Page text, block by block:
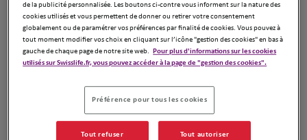
4
13.27
km
BANTEGNY Martin
26 Rue du Manège
33000 Bordeaux
Fermé aujourd'hui
Numéro
Voir plus
de la publicité personnalisée. Les boutons ci-contre vous informent sur la nature des
cookies utilisés et vous permettent de donner ou retirer votre consentement
globalement ou de paramétrer vos préférences par finalité de cookies. Vous pouvez à
tout moment modifier vos choix en cliquant sur l’icône "gestion des cookies" en bas à
gauche de chaque page de notre site web. Pour plus d'informations sur les cookies
utilisés sur Swisslife.fr, vous pouvez accéder à la page de "gestion des cookies".
Préférence pour tous les cookies
Tout refuser Tout autoriser